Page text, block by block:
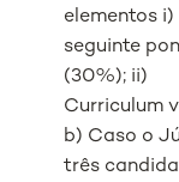
elementos
seguinte
(30%); ii)
Curriculum
b) Caso o
três